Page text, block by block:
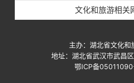
文化和旅游相关
主办：湖北省文化和
地址：湖北省武汉市武昌
鄂ICP备05011090